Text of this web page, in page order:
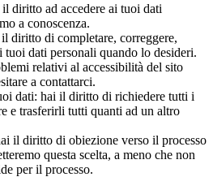
diritto ad accedere ai tuoi dati
a conoscenza.
diritto di completare, correggere,
tuoi dati personali quando lo desideri.
relativi al accessibilità del sito
a contattarci.
dati: hai il diritto di richiedere tutti i
e trasferirli tutti quanti ad un altro
il diritto di obiezione verso il processo
questa scelta, a meno che non
per il processo.